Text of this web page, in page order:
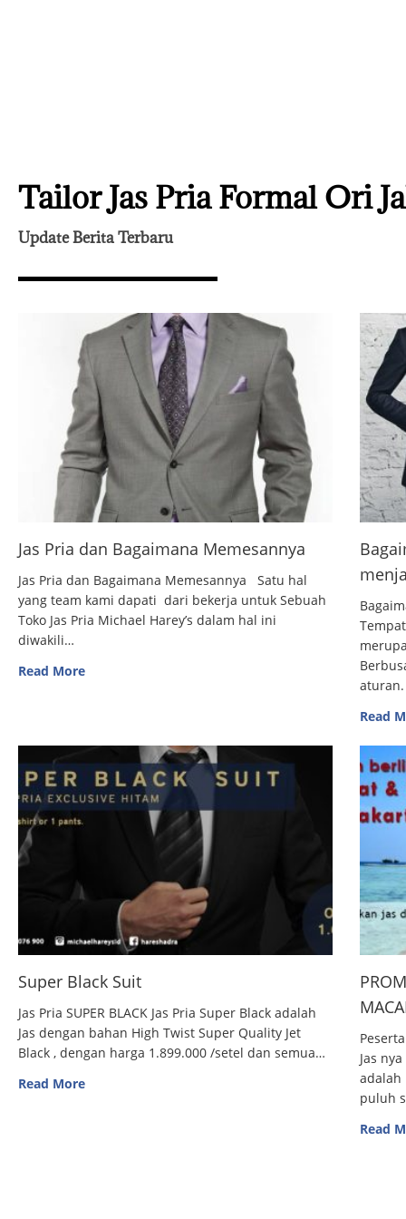
Tailor Jas Pria Formal Ori
Update Berita Terbaru
Jas Pria dan Bagaimana Memesannya
Jas Pria dan Bagaimana Memesannya Satu hal
yang team kami dapati dari bekerja untuk Sebuah
Toko Jas Pria Michael Harey’s dalam hal ini
diwakili…
Read More
Read
Super Black Suit
Jas Pria SUPER BLACK Jas Pria Super Black adalah
Jas dengan bahan High Twist Super Quality Jet
Black , dengan harga 1.899.000 /setel dan semua…
Read More
Jas
adalah
puluh
Read